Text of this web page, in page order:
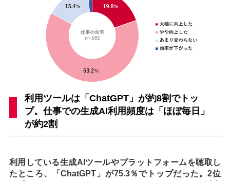
利用ツールは「ChatGPT」が約8割でトッ
プ。仕事での生成AI利用頻度は「ほぼ毎日」
が約2割
利用している生成AIツールやプラットフォームを聴取し
たところ、「ChatGPT」が75.3％でトップだった。2位